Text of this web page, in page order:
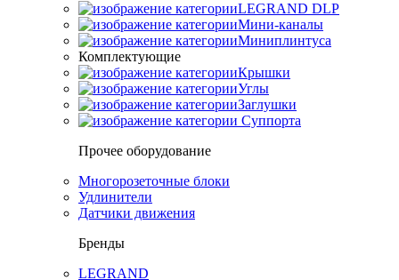
LEGRAND DLP
Мини-каналы
Миниплинтуса
Комплектующие
Крышки
Углы
Заглушки
Суппорта
Прочее оборудование
Многорозеточные блоки
Удлинители
Датчики движения
Бренды
LEGRAND